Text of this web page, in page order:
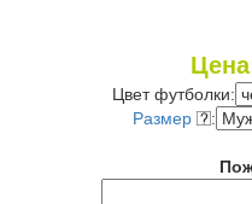
Цвет футболки:
Размер
: